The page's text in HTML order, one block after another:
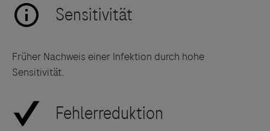
Früher Nachweis einer Infektion durch hohe
Sensitivität.